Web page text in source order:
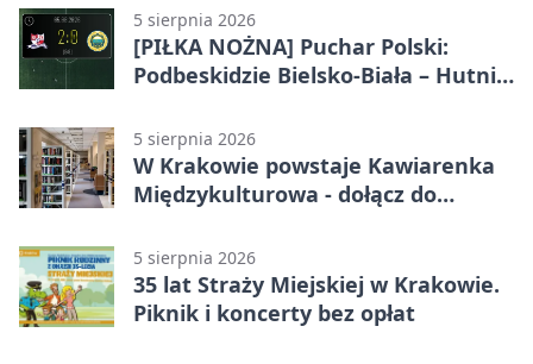
5 sierpnia 2026
[PIŁKA NOŻNA] Puchar Polski:
Podbeskidzie Bielsko-Biała – Hutnik
w Dankowicach
5 sierpnia 2026
W Krakowie powstaje Kawiarenka
Międzykulturowa - dołącz do
5 sierpnia 2026
35 lat Straży Miejskiej w Krakowie.
Piknik i koncerty bez opłat